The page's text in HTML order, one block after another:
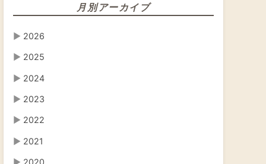
月別アーカイブ
▶ 2026
▶ 2025
▶ 2024
▶ 2023
▶ 2022
▶ 2021